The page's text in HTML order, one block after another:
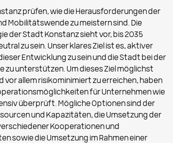
prüfen, wie die Herausforderungen der
Mobilitätswende zu meistern sind. Die
der Stadt Konstanz sieht vor, bis 2035
zu sein. Unser klares Ziel ist es, aktiver
Entwicklung zu sein und die Stadt bei der
zu unterstützen. Um dieses Ziel möglichst
vor allem risikominimiert zu erreichen, haben
für Unternehmen wie
überprüft. Mögliche Optionen sind der
und Kapazitäten, die Umsetzung der
Kooperationen und
sowie die Umsetzung im Rahmen einer